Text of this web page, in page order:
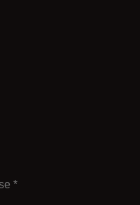
*Erforderlich